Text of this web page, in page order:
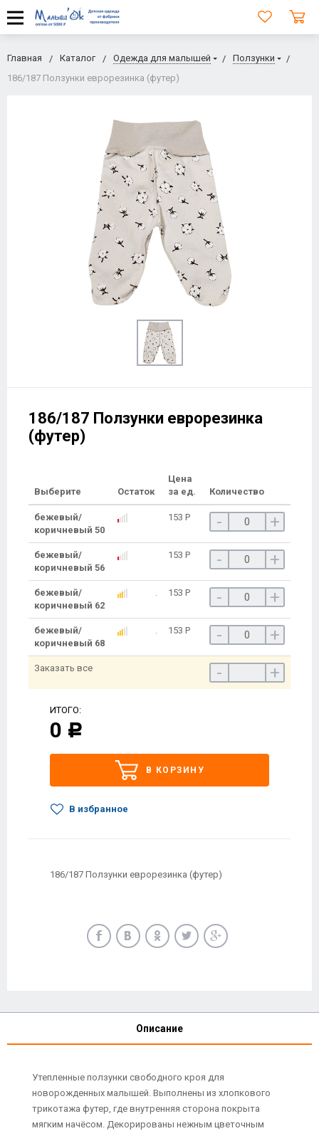
Главная Каталог Одежда для малышей
Ползунки
186/187 Ползунки еврорезинка (футер)
186/187 Ползунки еврорезинка
(футер)
Выберите Остаток
Цена
за ед.
Количество
бежевый/
коричневый 50
153 Р - +
бежевый/
коричневый 56
153 Р - +
бежевый/
коричневый 62
153 Р - +
бежевый/
коричневый 68
153 Р - +
- +
ИТОГО:
0 Р
В КОРЗИНУ
В избранное
186/187 Ползунки еврорезинка (футер)
Описание
Утепленные ползунки свободного кроя для
новорожденных малышей. Выполнены из хлопкового
трикотажа футер, где внутренняя сторона покрыта
мягким начёсом. Декорированы нежным цветочным